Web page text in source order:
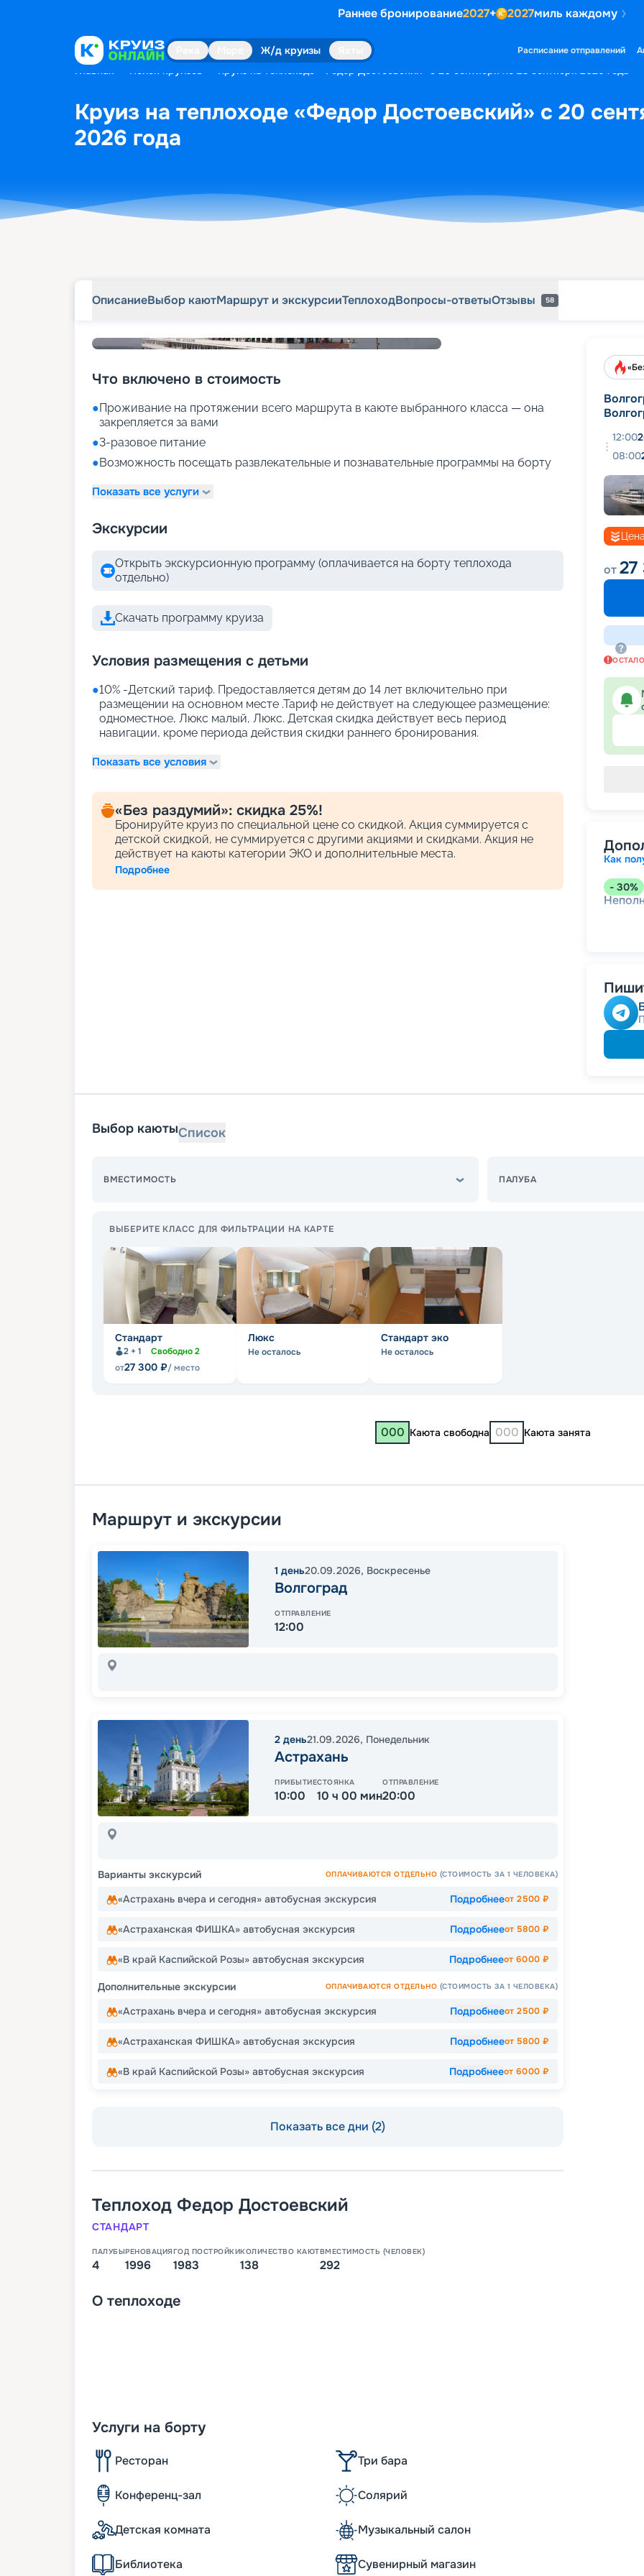
Раннее бронирование2027+ 2027миль каждому
Ж/д круизы Расписание отправлений
Главная Поиск круизов Круиз на теплоходе «Федор Достоевский» с 20 сентября по 23 сентября 2026 года
Круиз на теплоходе «Федор Достоевский» с 20
2026 года
ОписаниеВыбор каютМаршрут и экскурсииТеплоходВопросы-ответыОтзывы 58
Что включено в стоимость
●Проживание на протяжении всего маршрута в каюте выбранного класса — она
закрепляется за вами
●3-разовое питание
●Возможность посещать развлекательные и познавательные программы на борту
Показать все услуги
Экскурсии
Открыть экскурсионную программу (оплачивается на борту теплохода
отдельно)
Скачать программу круиза
Условия размещения с детьми
●10% -Детский тариф. Предоставляется детям до 14 лет включительно при
размещении на основном месте .Тариф не действует на следующее размещение:
одноместное, Люкс малый, Люкс. Детская скидка действует весь период
навигации, кроме периода действия скидки раннего бронирования.
Показать все условия
«Без раздумий»: скидка 25%!
Бронируйте круиз по специальной цене со скидкой. Акция суммируется с
детской скидкой, не суммируется с другими акциями и скидками. Акция не
действует на каюты категории ЭКО и дополнительные места.
Подробнее
12:00
08:00
от
Как
- 30%
Выбор каютыСписок
ВМЕСТИМОСТЬ ПАЛУБА
ВЫБЕРИТЕ КЛАСС ДЛЯ ФИЛЬТРАЦИИ НА КАРТЕ
Стандарт
2 + 1 Свободно2
от27 300 ₽/ место
Люкс
Не осталось
Стандарт эко
Не осталось
000 Каюта свободна 000 Каюта занята
Маршрут и экскурсии
1 день20.09.2026, Воскресенье
Волгоград
ОТПРАВЛЕНИЕ
12:00
2 день21.09.2026, Понедельник
Астрахань
ПРИБЫТИЕ
10:00
СТОЯНКА
10 ч 00 мин
ОТПРАВЛЕНИЕ
20:00
Варианты экскурсий ОПЛАЧИВАЮТСЯ ОТДЕЛЬНО (СТОИМОСТЬ ЗА 1 ЧЕЛОВЕКА)
«Астрахань вчера и сегодня» автобусная экскурсия Подробнееот2500 ₽
«Астраханская ФИШКА» автобусная экскурсия Подробнееот5800 ₽
«В край Каспийской Розы» автобусная экскурсия Подробнееот6000 ₽
Дополнительные экскурсии ОПЛАЧИВАЮТСЯ ОТДЕЛЬНО (СТОИМОСТЬ ЗА 1 ЧЕЛОВЕКА)
«Астрахань вчера и сегодня» автобусная экскурсия Подробнееот2500 ₽
«Астраханская ФИШКА» автобусная экскурсия Подробнееот5800 ₽
«В край Каспийской Розы» автобусная экскурсия Подробнееот6000 ₽
Показать все дни (2)
Теплоход Федор Достоевский
СТАНДАРТ
ПАЛУБЫ
4
РЕНОВАЦИЯ
1996
ГОД ПОСТРОЙКИ
1983
КОЛИЧЕСТВО КАЮТ
138
ВМЕСТИМОСТЬ (ЧЕЛОВЕК)
292
О теплоходе
Услуги на борту
Ресторан Три бара
Конференц-зал Солярий
Детская комната Музыкальный салон
Библиотека Сувенирный магазин